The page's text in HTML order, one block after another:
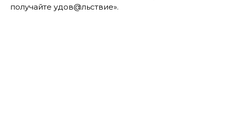
получайте удов@льствие».